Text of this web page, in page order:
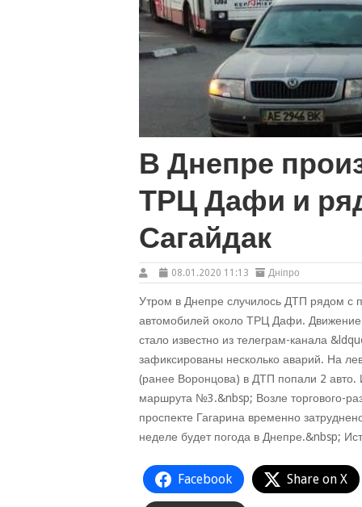
В Днепре
ТРЦ Дафи и
Сагайдак
08.01.2020 11:13 Дніпро
Утром в Днепре случилось ДТП рядом с
автомобилей около ТРЦ Дафи.
стало известно из телеграм-канала
зафиксированы несколько аварий. На
(ранее Воронцова) в ДТП попали 2 авто.
маршрута №3.&nbsp; Возле торгового-
проспекте Гагарина временно
неделе будет погода в Днепре.&nbsp;
Facebook Share on X